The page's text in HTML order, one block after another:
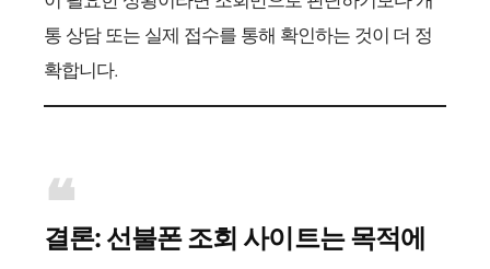
통 상담 또는 실제 접수를 통해 확인하는 것이 더 정
확합니다.
결론: 선불폰 조회 사이트는 목적에